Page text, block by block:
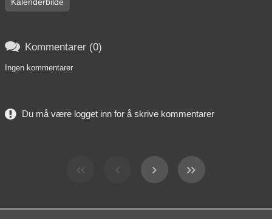
Kalenderbilde
 Kommentarer (0)
Ingen kommentarer
Du må være logget inn for å skrive kommentarer